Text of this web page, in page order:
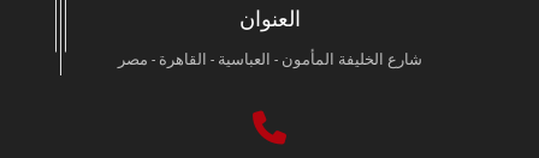
العنوان
شارع الخليفة المأمون - العباسية - القاهرة - مصر